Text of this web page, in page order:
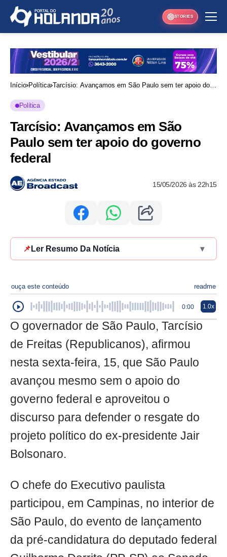
STORIES
Início Política Tarcísio: Avançamos em São Paulo sem ter apoio do
Política
Tarcísio: Avançamos em São
Paulo sem ter apoio do governo
federal
15/05/2026 às 22h15
📌 Ler Resumo Da Notícia ▾
ouça este conteúdo readme
0:00 1.0x
O governador de São Paulo, Tarcísio
de Freitas (Republicanos), afirmou
nesta sexta-feira, 15, que São Paulo
avançou mesmo sem o apoio do
governo federal e aproveitou o
discurso para defender o resgate do
projeto político do ex-presidente Jair
Bolsonaro.
O chefe do Executivo paulista
participou, em Campinas, no interior de
São Paulo, do evento de lançamento
da pré-candidatura do deputado federal